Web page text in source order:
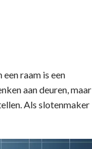
raam is een
aan deuren, maar
Als slotenmaker